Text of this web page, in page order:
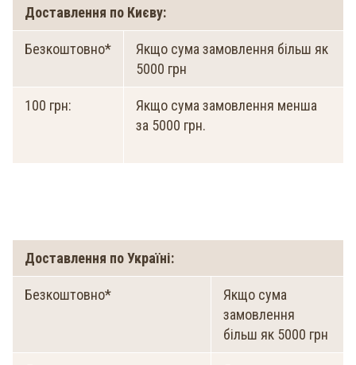
Доставлення по Києву:
Безкоштовно*
Якщо сума замовлення більш як
5000 грн
100 грн:
Якщо сума замовлення менша
за 5000 грн.
Доставлення по Україні:
Безкоштовно*
Якщо сума
замовлення
більш як 5000 грн